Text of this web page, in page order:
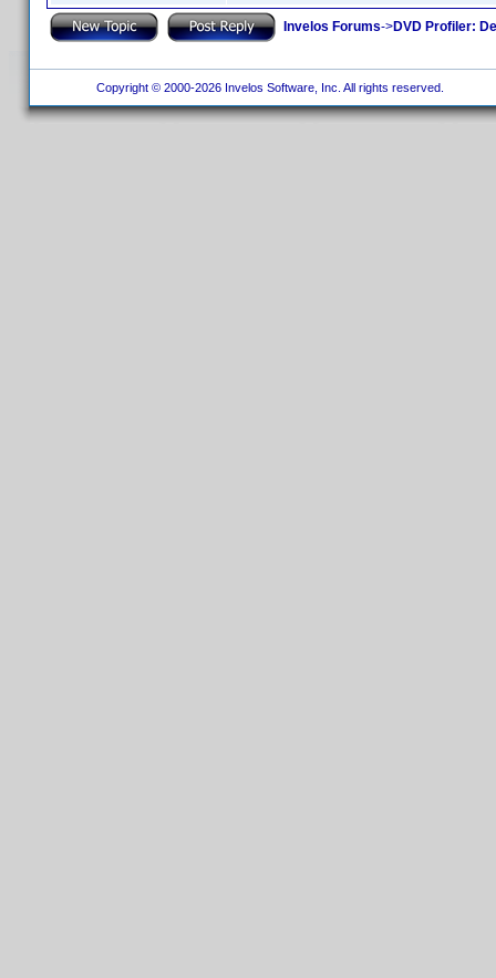
Invelos Forums->DVD Profiler:
Copyright © 2000-2026 Invelos Software, Inc. All rights reserved.